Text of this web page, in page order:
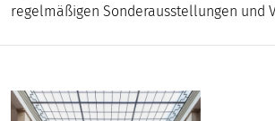
regelmäßigen Sonderausstellungen und